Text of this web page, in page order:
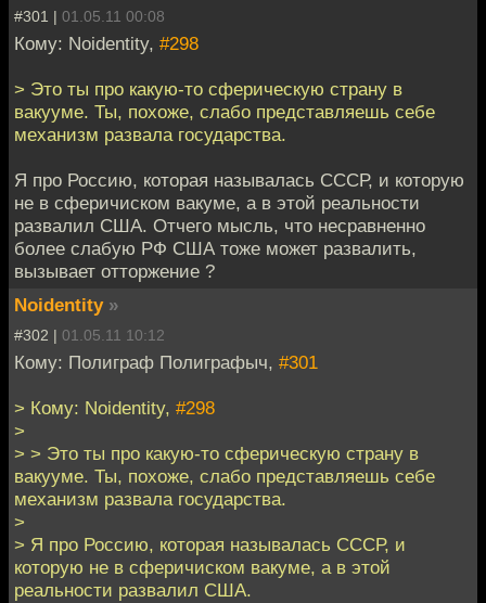
#301 | 01.05.11 00:08
Кому: Noidentity, #298
> Это ты про какую-то сферическую страну в
вакууме. Ты, похоже, слабо представляешь себе
механизм развала государства.
Я про Россию, которая называлась СССР, и которую
не в сферичиском вакуме, а в этой реальности
развалил США. Отчего мысль, что несравненно
более слабую РФ США тоже может развалить,
вызывает отторжение ?
Noidentity »
#302 | 01.05.11 10:12
Кому: Полиграф Полиграфыч, #301
> Кому: Noidentity, #298
>
> > Это ты про какую-то сферическую страну в
вакууме. Ты, похоже, слабо представляешь себе
механизм развала государства.
>
> Я про Россию, которая называлась СССР, и
которую не в сферичиском вакуме, а в этой
реальности развалил США.